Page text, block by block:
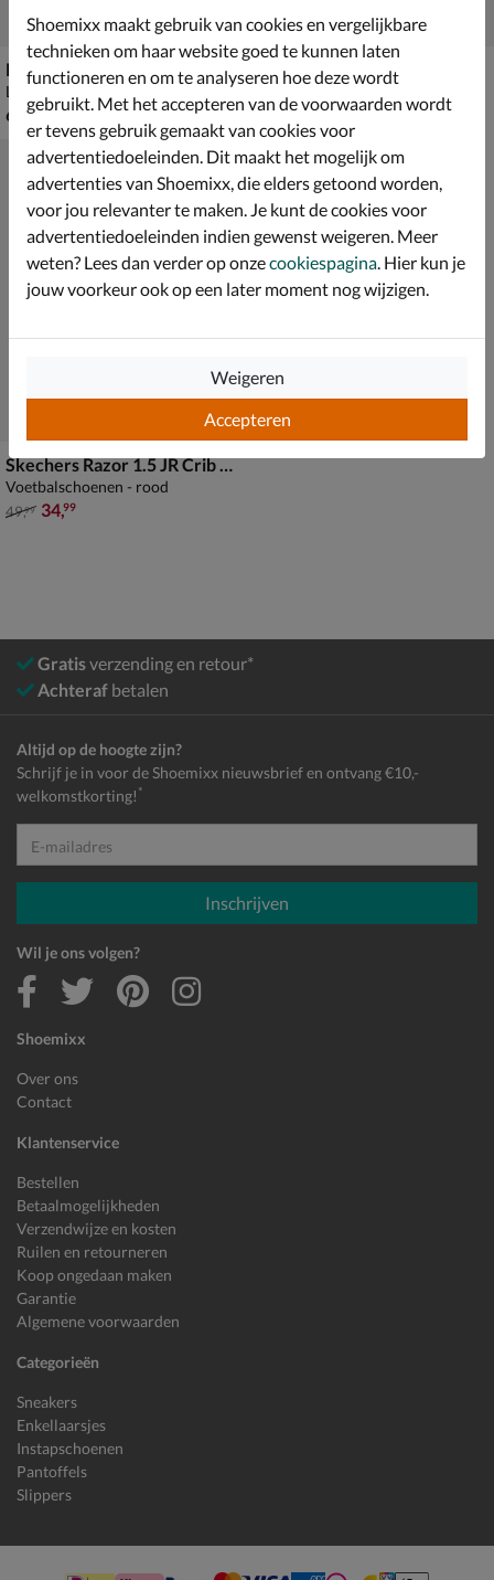
Puma Palermo
Lage sneakers - rood
€ 64,99
64 ,99
Skechers Razor jr.
van € 49,99 voor € 34,99
49 34,99
Skechers Razor 1.5 JR Crib FG kids
Voetbalschoenen - rood
van € 49,99 voor € 34,99
49,99 34,99
Gratisverzending en retour*
Achteraf betalen
Shoemixx
Over ons
Contact
Klantenservice
Bestellen
Betaalmogelijkheden
Verzendwijze en kosten
Ruilen en retourneren
Koop ongedaan maken
Garantie
Algemene voorwaarden
Categorieën
Sneakers
Enkellaarsjes
Instapschoenen
Pantoffels
Slippers
Altijd op de hoogte zijn?
Schrijf je in voor de Shoemixx nieuwsbrief en ontvang €10,-
welkomstkorting! *
E-mailadres
Inschrijven
Wil je ons volgen?
Shoemixx maakt gebruik van cookies en vergelijkbare
technieken om haar website goed te kunnen laten
functioneren en om te analyseren hoe deze wordt
gebruikt. Met het accepteren van de voorwaarden wordt
er tevens gebruik gemaakt van cookies voor
advertentiedoeleinden. Dit maakt het mogelijk om
advertenties van Shoemixx, die elders getoond worden,
voor jou relevanter te maken. Je kunt de cookies voor
advertentiedoeleinden indien gewenst weigeren. Meer
weten? Lees dan verder op onzecookiespagina. Hier kun je
jouw voorkeur ook op een later moment nog wijzigen.
Accepteren
Weigeren